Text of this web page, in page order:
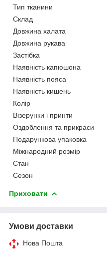
Тип тканини
Склад
Довжина халата
Довжина рукава
Застібка
Наявність капюшона
Наявність пояса
Наявність кишень
Колір
Візерунки і принти
Оздоблення та прикраси
Подарункова упаковка
Міжнародний розмір
Стан
Сезон
Приховати
Умови доставки
Нова Пошта